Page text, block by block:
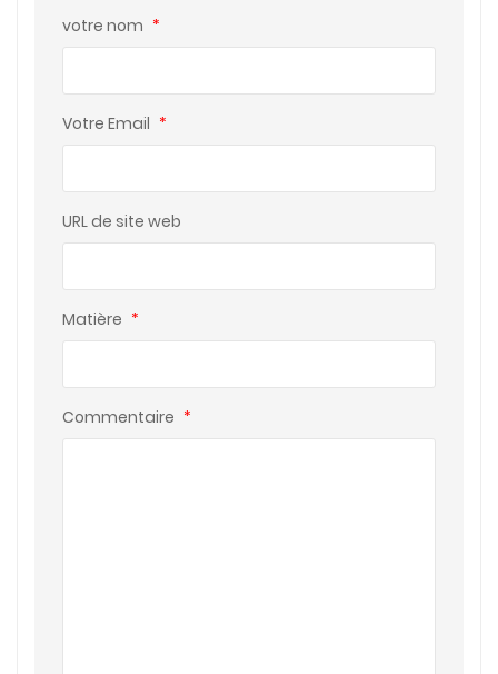
votre nom *
Votre Email *
URL de site web
Matière *
Commentaire *